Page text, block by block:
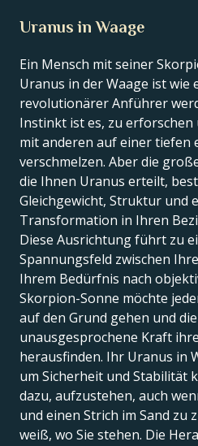
Uranus in Waage
Ein Mensch mit seiner
Uranus in der Waage ist wie
revolutionärer Anführer
Instinkt ist es, zu erforschen
mit anderen auf einer tiefen
verschmelzen. Aber die
die Ihnen Uranus erteilt,
Gleichgewicht, Struktur und
Transformation in Ihren
Diese Ausrichtung führt zu
Spannungsfeld zwischen
Ihrem Bedürfnis nach
Skorpion-Sonne möchte
auf den Grund gehen und die
unausgesprochene Kraft
herausfinden. Ihr Uranus in
um Sicherheit und Stabilität
dazu, aufzustehen, auch
und einen Strich im Sand zu
weiß, wo Sie stehen. Die